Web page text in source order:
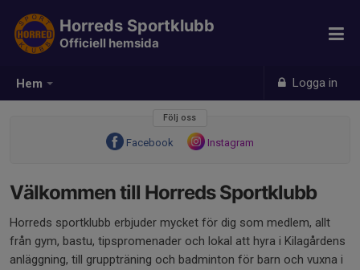
Hem Logga in
Horreds Sportklubb
Officiell hemsida
Följ oss
Facebook Instagram
Välkommen till Horreds Sportklubb
Horreds sportklubb erbjuder mycket för dig som medlem, allt
från gym, bastu, tipspromenader och lokal att hyra i Kilagårdens
anläggning, till gruppträning och badminton för barn och vuxna i